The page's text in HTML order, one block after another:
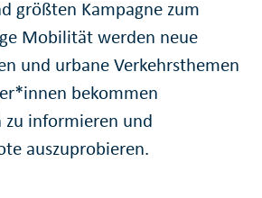
größten Kampagne zum
Mobilität werden neue
und urbane Verkehrsthemen
bekommen
zu informieren und
auszuprobieren.